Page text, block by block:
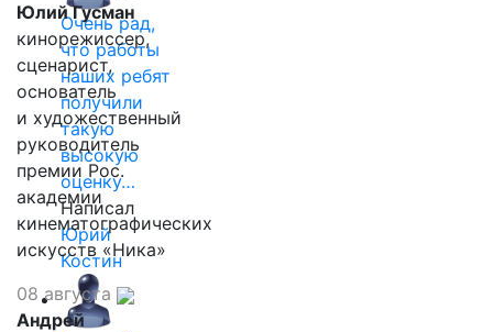
Очень рад,
что работы
наших ребят
получили
такую
высокую
оценку…
Написал
Юрий
Костин
Юлий Гусман
кинорежиссер,
сценарист,
основатель
и художественный
руководитель
премии Рос.
академии
кинематографических
искусств «Ника»
08 августа
Андрей